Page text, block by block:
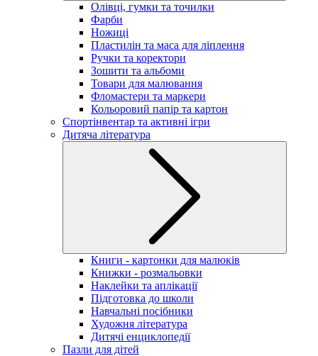
Олівці, гумки та точилки
Фарби
Ножиці
Пластилін та маса для ліплення
Ручки та коректори
Зошити та альбоми
Товари для малювання
Фломастери та маркери
Кольоровий папір та картон
Спортінвентар та активні ігри
Дитяча література
Книги - картонки для малюків
Книжки - розмальовки
Наклейки та аплікації
Підготовка до школи
Навчальні посібники
Художня література
Дитячі енциклопедії
Пазли для дітей